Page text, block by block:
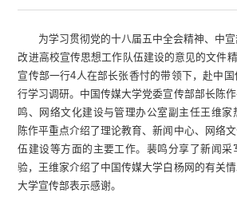
为学习贯彻党的十八届五中全会精神、中
改进高校宣传思想工作队伍建设的意见的文件精
宣传部一行4人在部长张香忖的带领下，赴中
行学习调研。中国传媒大学党委宣传部部长陈
鸣、网络文化建设与管理办公室副主任王维家
陈作平重点介绍了理论教育、新闻中心、网络
伍建设等方面的主要工作。裴鸣分享了新闻采
验，王维家介绍了中国传媒大学白杨网的有关
大学宣传部表示感谢。